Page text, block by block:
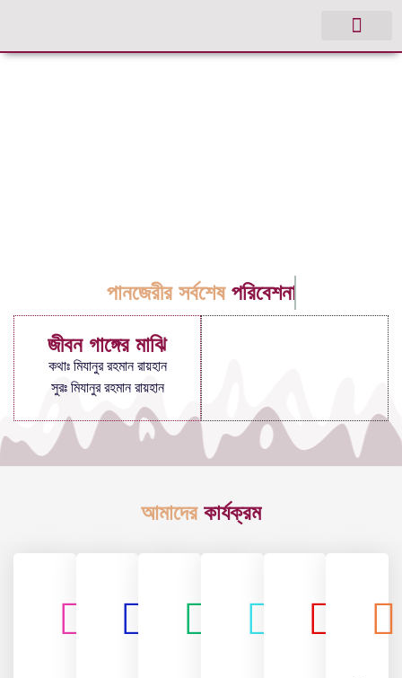
পানজেরীর সর্বশেষ পরিবেশনা
জীবন গাঙ্গের মাঝি
কথাঃ মিযানুর রহমান রায়হান
সুরঃ মিযানুর রহমান রায়হান
আমাদের কার্যক্রম